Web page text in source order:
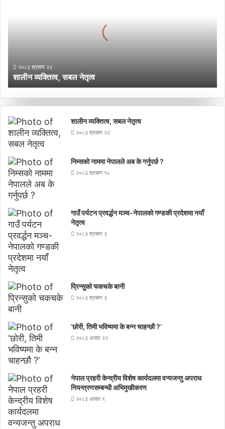
२०८३ श्रावण २२
शालीन व्यक्तित्व, सबल नेतृत्व
शालीन व्यक्तित्व, सबल नेतृत्व
२०८३ श्रावण २२
निम्सकाे नाममा नेपालले अब के गर्नुपर्छ ?
२०८३ श्रावण १८
गाउँ पर्यटन प्रवर्द्धन मञ्च-नेपालकाे गण्डकी प्रदेशमा नयाँ
नेतृत्व
२०८३ श्रावण ३
प्रिन्सुको चकचके बानी
२०८३ श्रावण ३
‘छोरी, तिमी भविष्यमा के बन्न चाहन्छौ ?’
२०८३ असार २२
नेपाल प्रहरी केन्द्रीय विशेष कार्यदलमा वन्यजन्तु अपराध
नियन्त्रणसम्बन्धी अभिमुखीकरण
२०८३ असार ९